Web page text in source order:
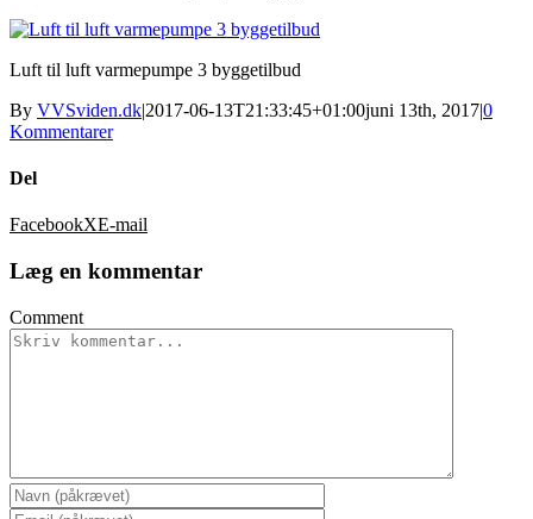
Luft til luft varmepumpe 3 byggetilbud
By VVSviden.dk|2017-06-13T21:33:45+01:00juni 13th, 2017|0
Kommentarer
Del
FacebookXE-mail
Læg en kommentar
Comment